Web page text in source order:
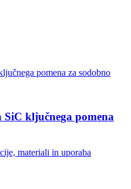
ključnega pomena